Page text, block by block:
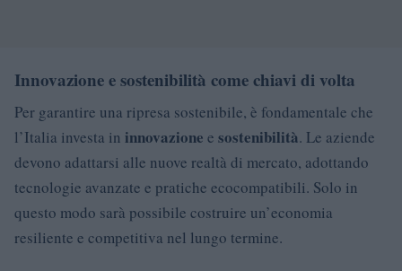
Innovazione e sostenibilità come chiavi di volta
Per garantire una ripresa sostenibile, è fondamentale che
l’Italia investa in innovazione e sostenibilità. Le aziende
devono adattarsi alle nuove realtà di mercato, adottando
tecnologie avanzate e pratiche ecocompatibili. Solo in
questo modo sarà possibile costruire un’economia
resiliente e competitiva nel lungo termine.